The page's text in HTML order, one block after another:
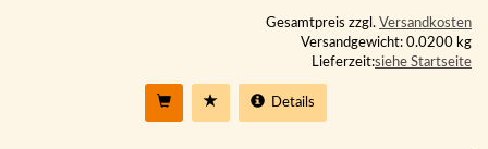
Gesamtpreis zzgl. Versandkosten
Versandgewicht: 0.0200 kg
Lieferzeit:siehe Startseite
Details